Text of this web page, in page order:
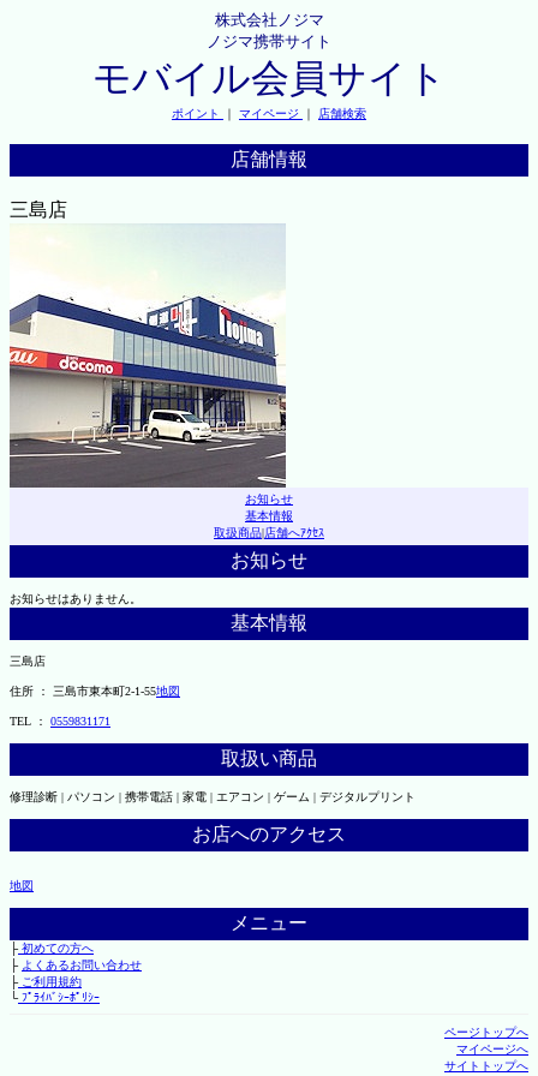
株式会社ノジマ
ノジマ携帯サイト
モバイル会員サイト
ポイント ｜ マイページ ｜ 店舗検索
店舗情報
三島店
お知らせ
基本情報
取扱商品|店舗へｱｸｾｽ
お知らせ
お知らせはありません。
基本情報
三島店
住所 ： 三島市東本町2-1-55地図
TEL ： 0559831171
取扱い商品
修理診断 | パソコン | 携帯電話 | 家電 | エアコン | ゲーム | デジタルプリント
お店へのアクセス
地図
メニュー
├初めての方へ
├ よくあるお問い合わせ
├ご利用規約
└ﾌﾟﾗｲﾊﾞｼｰﾎﾟﾘｼｰ
ページトップへ
マイページへ
サイトトップへ